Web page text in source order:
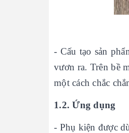
- Cấu tạo sản
vươn ra. Trên bề
một cách chắc
1.2. Ứng dụng
- Phụ kiện được